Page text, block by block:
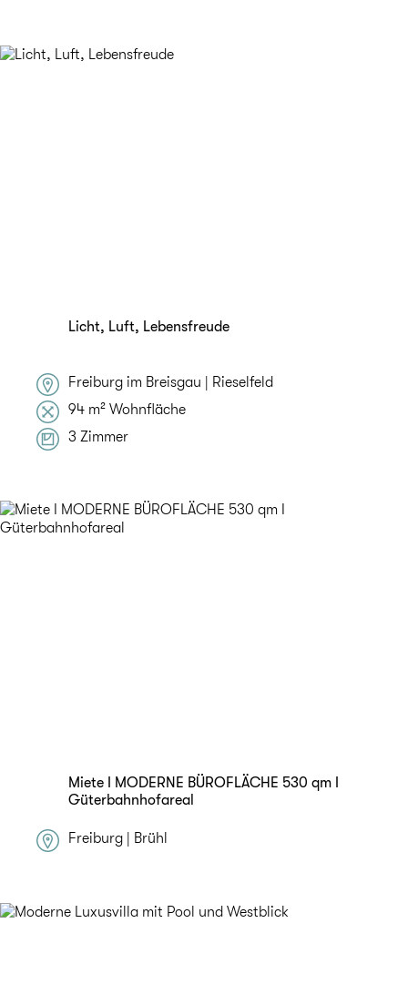
Licht, Luft, Lebensfreude
Freiburg im Breisgau | Rieselfeld
94 m² Wohnfläche
3 Zimmer
Miete I MODERNE BÜROFLÄCHE 530 qm I
Güterbahnhofareal
Freiburg | Brühl